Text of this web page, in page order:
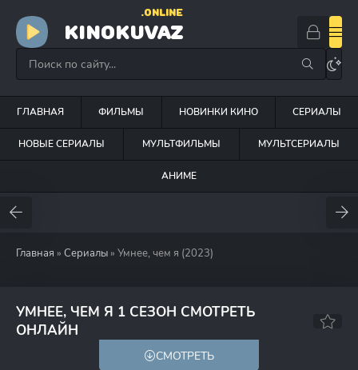
KINOKUVAZ
.ONLINE
ГЛАВНАЯ ФИЛЬМЫ НОВИНКИ КИНО СЕРИАЛЫ
НОВЫЕ СЕРИАЛЫ МУЛЬТФИЛЬМЫ МУЛЬТСЕРИАЛЫ
АНИМЕ
Главная » Сериалы » Умнее, чем я (2023)
УМНЕЕ, ЧЕМ Я 1 СЕЗОН СМОТРЕТЬ
ОНЛАЙН
СМОТРЕТЬ